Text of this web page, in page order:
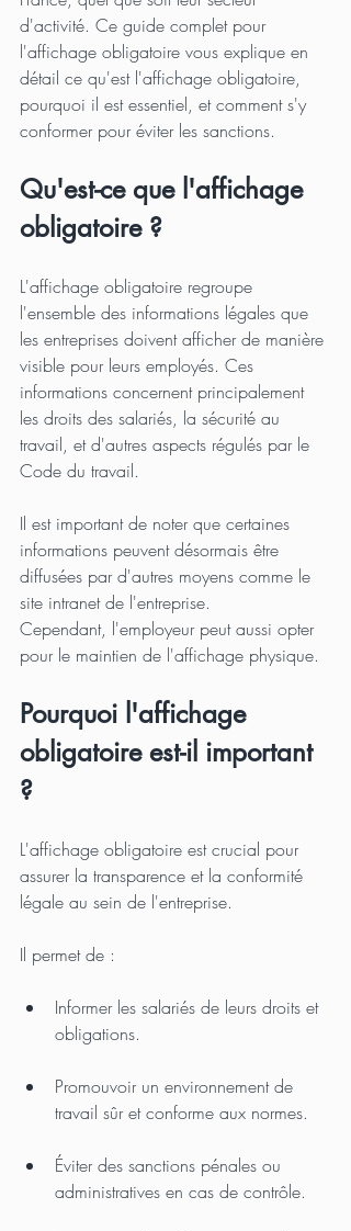
d'activité. Ce guide complet pour
l'affichage obligatoire vous explique en
détail ce qu'est l'affichage obligatoire,
pourquoi il est essentiel, et comment s'y
conformer pour éviter les sanctions.
Qu'est-ce que l'affichage
obligatoire ?
L'affichage obligatoire regroupe
l'ensemble des informations légales que
les entreprises doivent afficher de manière
visible pour leurs employés. Ces
informations concernent principalement
les droits des salariés, la sécurité au
travail, et d'autres aspects régulés par le
Code du travail.
Il est important de noter que certaines
informations peuvent désormais être
diffusées par d'autres moyens comme le
site intranet de l'entreprise.
Cependant, l'employeur peut aussi opter
pour le maintien de l'affichage physique.
Pourquoi l'affichage
obligatoire est-il important
?
L'affichage obligatoire est crucial pour
assurer la transparence et la conformité
légale au sein de l'entreprise.
Il permet de :
Informer les salariés de leurs droits et
obligations.
Promouvoir un environnement de
travail sûr et conforme aux normes.
Éviter des sanctions pénales ou
administratives en cas de contrôle.